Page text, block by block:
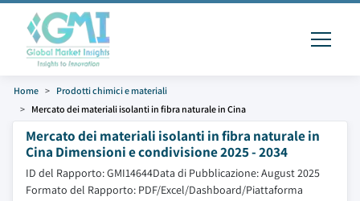
Home
Prodotti chimici e materiali
Mercato dei materiali isolanti in fibra naturale in Cina
Mercato dei materiali isolanti in fibra naturale in
Cina Dimensioni e condivisione 2025 - 2034
ID del Rapporto: GMI14644Data di Pubblicazione: August 2025
Formato del Rapporto: PDF/Excel/Dashboard/Piattaforma